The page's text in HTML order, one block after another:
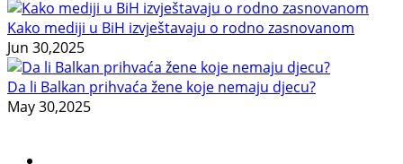
Kako mediji u BiH izvještavaju o rodno zasnovanom
Jun 30,2025
Da li Balkan prihvaća žene koje nemaju djecu?
May 30,2025